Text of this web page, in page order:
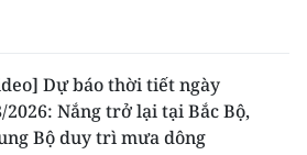
Dự báo thời tiết ngày
2026: Nắng trở lại tại Bắc Bộ,
Bộ duy trì mưa dông